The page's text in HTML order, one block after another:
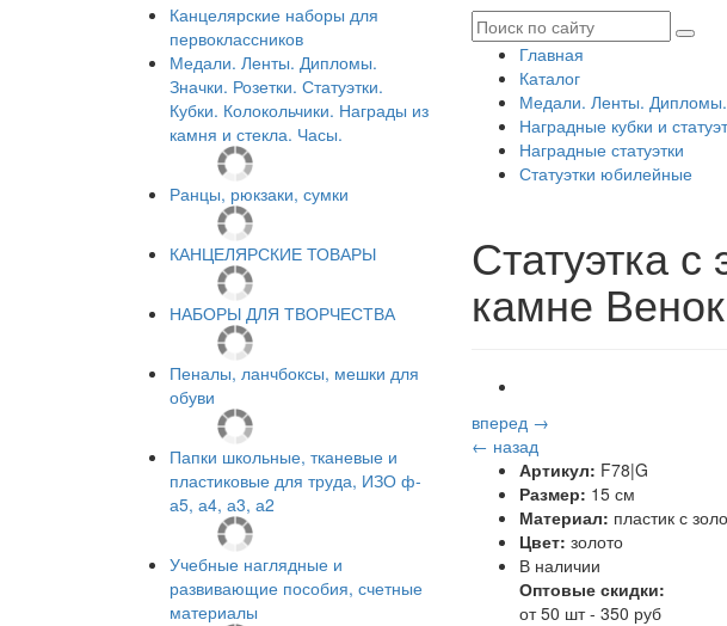
Канцелярские наборы для
первоклассников
Медали. Ленты. Дипломы.
Значки. Розетки. Статуэтки.
Кубки. Колокольчики. Награды из
камня и стекла. Часы.
Ранцы, рюкзаки, сумки
КАНЦЕЛЯРСКИЕ ТОВАРЫ
НАБОРЫ ДЛЯ ТВОРЧЕСТВА
Пеналы, ланчбоксы, мешки для
обуви
Папки школьные, тканевые и
пластиковые для труда, ИЗО ф-
а5, а4, а3, а2
Учебные наглядные и
развивающие пособия, счетные
материалы
Главная
Каталог
Медали. Ленты. Дипломы.
Наградные кубки и
Наградные статуэтки
Статуэтки юбилейные
Статуэтка
камне
вперед →
← назад
Артикул: F78|G
Размер: 15 см
Материал: пластик с
Цвет: золото
В наличии
Оптовые скидки:
от 50 шт - 350 руб